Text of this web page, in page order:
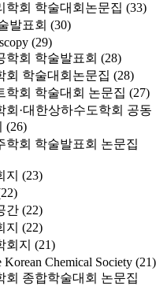
학회 학술대회논문집 (33)
발표회 (30)
(29)
학회 학술발표회 (28)
회 학술대회논문집 (28)
학회 학술대회 논문집 (27)
회·대한상하수도학회 공동
(26)
학회 학술발표회 논문집
지 (23)
간 (22)
지 (22)
회지 (21)
Chemical Society (21)
회 종합학술대회 논문집